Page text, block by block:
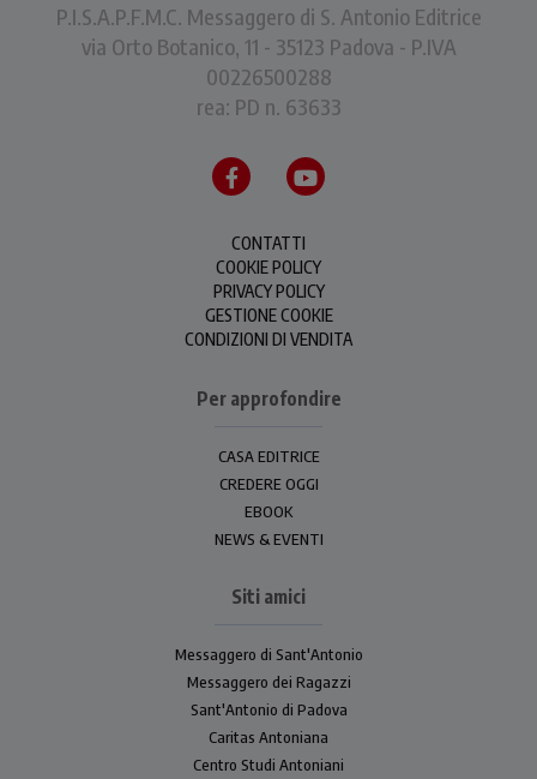
P.I.S.A.P.F.M.C. Messaggero di S. Antonio Editrice
via Orto Botanico, 11 - 35123 Padova - P.IVA
00226500288
rea: PD n. 63633
CONTATTI
COOKIE POLICY
PRIVACY POLICY
GESTIONE COOKIE
CONDIZIONI DI VENDITA
Per approfondire
CASA EDITRICE
CREDERE OGGI
EBOOK
NEWS & EVENTI
Siti amici
Messaggero di Sant'Antonio
Messaggero dei Ragazzi
Sant'Antonio di Padova
Caritas Antoniana
Centro Studi Antoniani